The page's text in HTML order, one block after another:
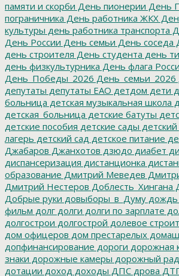
памяти и скорби День пионерии День
пограничника День работника ЖКХ
культуры день работника транспорта
День России День семьи День соседа
день строителя День студента день
день физкультурника День флага
День_Победы_2026 День_семьи_2026
депутаты депутаты ЕАО детдом дети
больница детская музыкальная школа
детская_больница детские батуты
детские пособия детские сады
лагерь детский сад детское питание
Джабаров Джанхотов дзюдо диабет
диспансеризация дистанционка
образование Дмитрий Меведев
Дмитрий Нестеров Доблесть_Хингана
Добрые руки довыборы_в_Думу дождь
фильм долг долги долги по зарплате
долгострои долгострой долевое
дом офицеров дом престарелых
допфинансирование дороги дорожная
знаки дорожные камеры дорожный
дотации доход доходы ДПС дрова